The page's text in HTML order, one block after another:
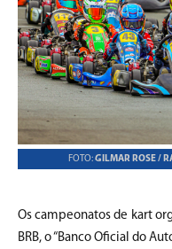
FOTO:GILMAR ROSE /
Os campeonatos de kart
BRB, o “Banco Oficial do